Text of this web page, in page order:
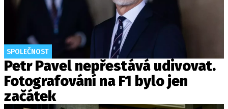
SPOLEČNOST
Petr Pavel nepřestává udivovat.
Fotografování na F1 bylo jen
začátek